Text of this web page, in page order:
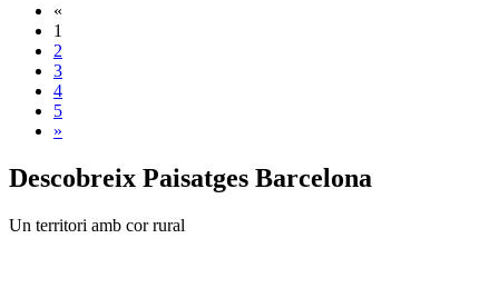
«
1
2
3
4
5
»
Descobreix Paisatges Barcelona
Un territori amb cor rural